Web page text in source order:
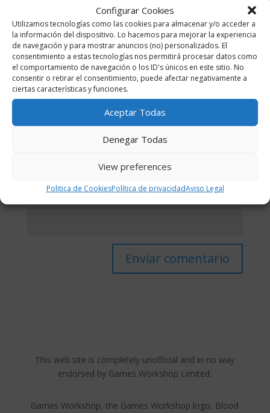
Configurar Cookies
Utilizamos tecnologías como las cookies para almacenar y/o acceder a
la información del dispositivo. Lo hacemos para mejorar la experiencia
de navegación y para mostrar anuncios (no) personalizados. El
consentimiento a estas tecnologías nos permitirá procesar datos como
el comportamiento de navegación o los ID's únicos en este sitio. No
consentir o retirar el consentimiento, puede afectar negativamente a
ciertas características y funciones.
Aceptar Todas
Denegar Todas
View preferences
Politica de CookiesPolítica de privacidadAviso Legal
Nombre*
This web site is completely unofficial and in no way
endorsed by Games Workshop Limited.
Games Workshop, the Games Workshop logo, Blood